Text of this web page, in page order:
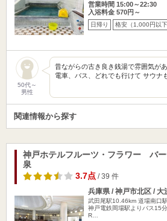
営業時間 15:00～22:30
入浴料金 570円～
日帰り 格安（1,000円以下
50代～
男性
昔ながらの古き良き銭湯で雰囲気が
電車、バス、どれでも行けて サウナ
関連情報から探す
神戸ホテルフルーツ・フラワー バ
泉
3.7点/ 39 件
兵庫県 / 神戸市北区 / 大
武田尾駅10.46km 道場南口
神戸電鉄岡場駅よりバス15
R…